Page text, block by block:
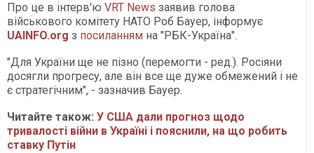
Про це в інтерв'ю VRT News заявив голова
військового комітету НАТО Роб Бауер, інформує
UAINFO.org з посиланням на "РБК-Україна".
"Для України ще не пізно (перемогти - ред.). Росіяни
досягли прогресу, але він все ще дуже обмежений і не
є стратегічним", - зазначив Бауер.
Читайте також: У США дали прогноз щодо
тривалості війни в Україні і пояснили, на що робить
ставку Путін